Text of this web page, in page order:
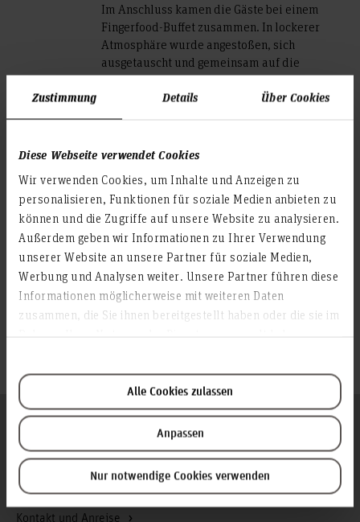
Zustimmung Details Über Cookies
Diese Webseite verwendet Cookies
Wir verwenden Cookies, um Inhalte und Anzeigen zu
personalisieren, Funktionen für soziale Medien anbieten zu
können und die Zugriffe auf unsere Website zu analysieren.
Außerdem geben wir Informationen zu Ihrer Verwendung
unserer Website an unsere Partner für soziale Medien,
Werbung und Analysen weiter. Unsere Partner führen diese
Informationen möglicherweise mit weiteren Daten
zusammen, die Sie ihnen bereitgestellt haben oder die sie im
Alle Cookies zulassen
Anpassen
Nur notwendige Cookies verwenden
Im Anschluss kamen die Gäste bei einem
Fingerfood-Buffet zusammen. In lockerer
Atmosphäre wurde angestoßen, sich
ausgetauscht und gemeinsam auf die
vergangenen Jahre zurückgeblickt. Auch die
Fotowand wurde rege genutzt und sorgte für
viele schöne Momentaufnahmen.
einen würdigen Abschluss der Studienzeit
und einen gelungenen Ausklang dieses
besonderen Abschnitts.
Teilen
Infos zur Hochschule
Kontakt und Anreise
Folgen Sie uns